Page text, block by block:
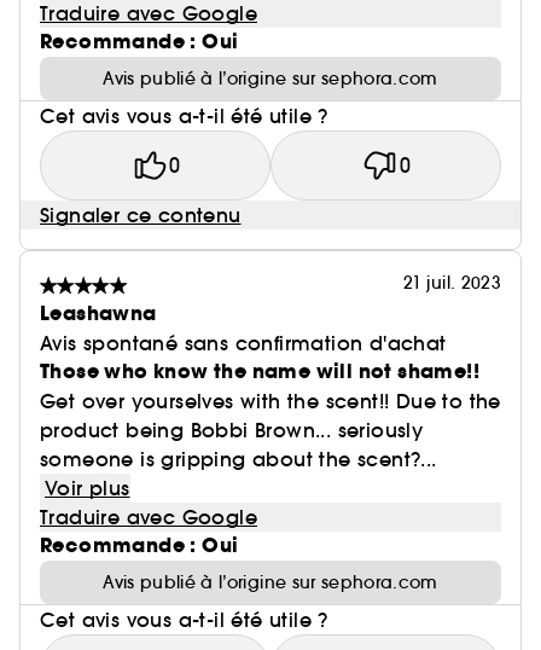
Traduire avec Google
Recommande : Oui
Avis publié à l’origine sur sephora.com
Cet avis vous a-t-il été utile ?
0 0
Signaler ce contenu
21 juil. 2023
Leashawna
Avis spontané sans confirmation d'achat
Those who know the name will not shame!!
Get over yourselves with the scent!! Due to the
product being Bobbi Brown... seriously
someone is gripping about the scent?...
Voir plus
Traduire avec Google
Recommande : Oui
Avis publié à l’origine sur sephora.com
Cet avis vous a-t-il été utile ?